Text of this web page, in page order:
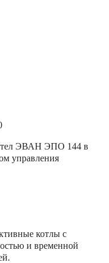
ЭВАН ЭПО 144 в
управления
котлы с
и временной